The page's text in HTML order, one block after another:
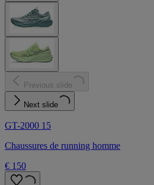
Previous slide
Next slide
GT-2000 15
Chaussures de running homme
€ 150